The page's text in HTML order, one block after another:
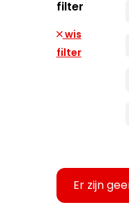
filter
wis
filter
Er zijn